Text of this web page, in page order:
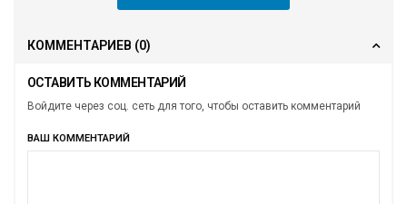
КОММЕНТАРИЕВ (0)
ОСТАВИТЬ КОММЕНТАРИЙ
Войдите через соц. сеть для того, чтобы оставить комментарий
ВАШ КОММЕНТАРИЙ